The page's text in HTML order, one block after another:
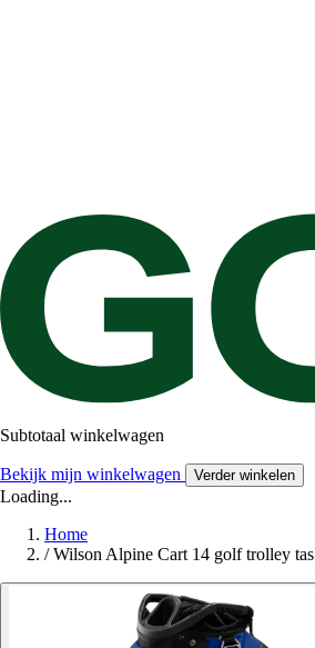
Subtotaal winkelwagen
Bekijk mijn winkelwagen Verder winkelen
Loading...
Home
/ Wilson Alpine Cart 14 golf trolley tas